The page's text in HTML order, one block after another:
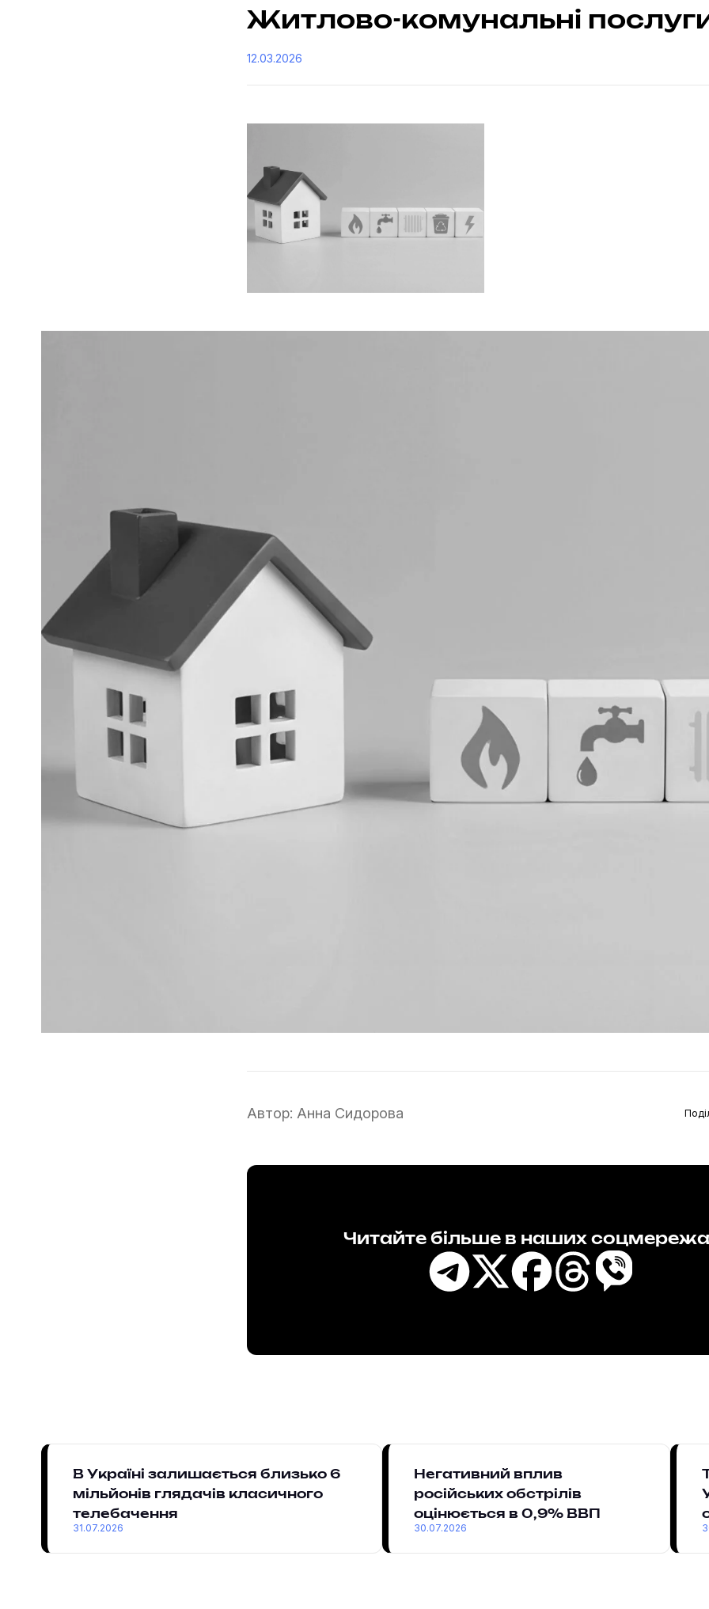
Житлово-комунальні
12.03.2026
Автор: Анна Сидорова
Читайте більше в наших
В Україні залишається близько 6
мільйонів глядачів класичного
телебачення
31.07.2026
Негативний вплив
російських обстрілів
оцінюється в 0,9% ВВП
30.07.2026